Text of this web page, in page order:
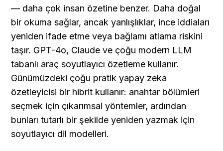
— daha çok insan özetine benzer. Daha doğal
bir okuma sağlar, ancak yanlışlıklar, ince iddiaları
yeniden ifade etme veya bağlamı atlama riskini
taşır. GPT-4o, Claude ve çoğu modern LLM
tabanlı araç soyutlayıcı özetleme kullanır.
Günümüzdeki çoğu pratik yapay zeka
özetleyicisi bir hibrit kullanır: anahtar bölümleri
seçmek için çıkarımsal yöntemler, ardından
bunları tutarlı bir şekilde yeniden yazmak için
soyutlayıcı dil modelleri.